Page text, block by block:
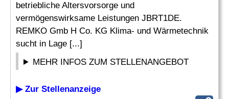
betriebliche Altersvorsorge und
vermögenswirksame Leistungen JBRT1DE.
REMKO Gmb H Co. KG Klima- und Wärmetechnik
sucht in Lage [...]
MEHR INFOS ZUM STELLENANGEBOT
▶ Zur Stellenanzeige